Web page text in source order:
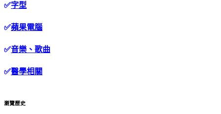
✅字型
✅蘋果電腦
✅音樂、歌曲
✅醫學相關
瀏覽歷史